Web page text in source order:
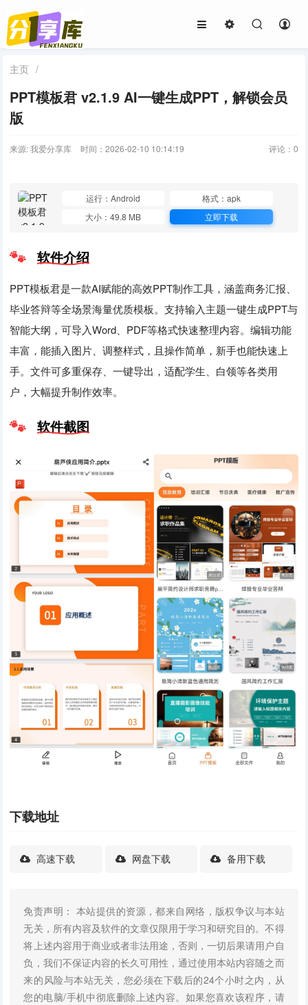
主页 /
PPT模板君 v2.1.9 AI一键生成PPT，解锁会员
版
来源: 我爱分享库 时间：2026-02-10 10:14:19 评论： 0
运行：Android
格式：apk
大小：49.8 MB
立即下载
软件介绍
PPT模板君是一款AI赋能的高效PPT制作工具，涵盖商务汇报、
毕业答辩等全场景海量优质模板。支持输入主题一键生成PPT与
智能大纲，可导入Word、PDF等格式快速整理内容。编辑功能
丰富，能插入图片、调整样式，且操作简单，新手也能快速上
手。文件可多重保存、一键导出，适配学生、白领等各类用
户，大幅提升制作效率。
软件截图
下载地址
高速下载 网盘下载 备用下载
免责声明： 本站提供的资源，都来自网络，版权争议与本站
无关，所有内容及软件的文章仅限用于学习和研究目的。不得
将上述内容用于商业或者非法用途，否则，一切后果请用户自
负，我们不保证内容的长久可用性，通过使用本站内容随之而
来的风险与本站无关，您必须在下载后的24个小时之内，从
您的电脑/手机中彻底删除上述内容。如果您喜欢该程序，请